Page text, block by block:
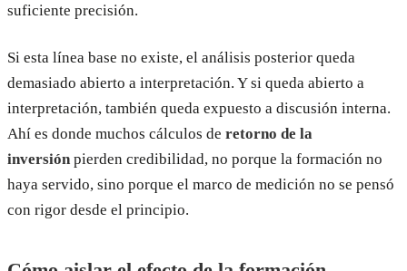
suficiente precisión.
Si esta línea base no existe, el análisis posterior queda
demasiado abierto a interpretación. Y si queda abierto a
interpretación, también queda expuesto a discusión interna.
Ahí es donde muchos cálculos de retorno de la
inversiónpierden credibilidad, no porque la formación no
haya servido, sino porque el marco de medición no se pensó
con rigor desde el principio.